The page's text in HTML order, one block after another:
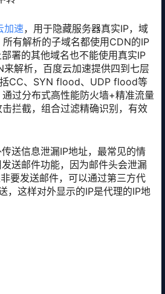
加速，用于隐藏服务器真实IP，域
有解析的子域名都使用CDN的IP
署的其他域名也不能使用真实IP
解析，百度云加速提供四到七层
CC、SYN flood、UDP flood等
过分布式高性能防火墙+精准流量
拦截，组合过滤精确识别，有效
送信息泄漏IP地址，最常见的情
送邮件功能，因为邮件头会泄漏
要发送邮件，可以通过第三方代
，这样对外显示的IP是代理的IP地